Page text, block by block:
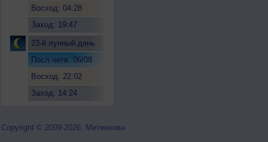
Восход: 04:28
Заход: 19:47
23-й лунный день
Посл.четв. 06/08
Восход: 22:02
Заход: 14:24
Copyright © 2009-2026, Метеонова